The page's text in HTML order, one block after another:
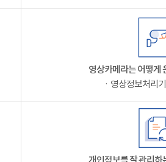
영상카메라는 어떻게
ㆍ영상정보처리